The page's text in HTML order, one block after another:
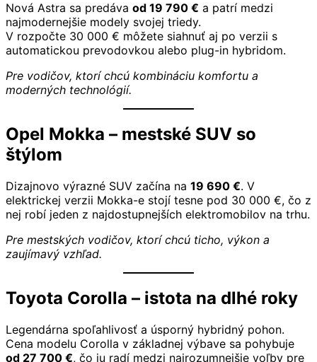
Nová Astra sa predáva od 19 790 € a patrí medzi
najmodernejšie modely svojej triedy.
V rozpočte 30 000 € môžete siahnuť aj po verzii s
automatickou prevodovkou alebo plug-in hybridom.
Pre vodičov, ktorí chcú kombináciu komfortu a
moderných technológií.
Opel Mokka – mestské SUV so
štýlom
Dizajnovo výrazné SUV začína na 19 690 €. V
elektrickej verzii Mokka-e stojí tesne pod 30 000 €, čo z
nej robí jeden z najdostupnejších elektromobilov na trhu.
Pre mestských vodičov, ktorí chcú ticho, výkon a
zaujímavý vzhľad.
Toyota Corolla – istota na dlhé roky
Legendárna spoľahlivosť a úsporný hybridný pohon.
Cena modelu Corolla v základnej výbave sa pohybuje
od 27 700 €, čo ju radí medzi najrozumnejšie voľby pre